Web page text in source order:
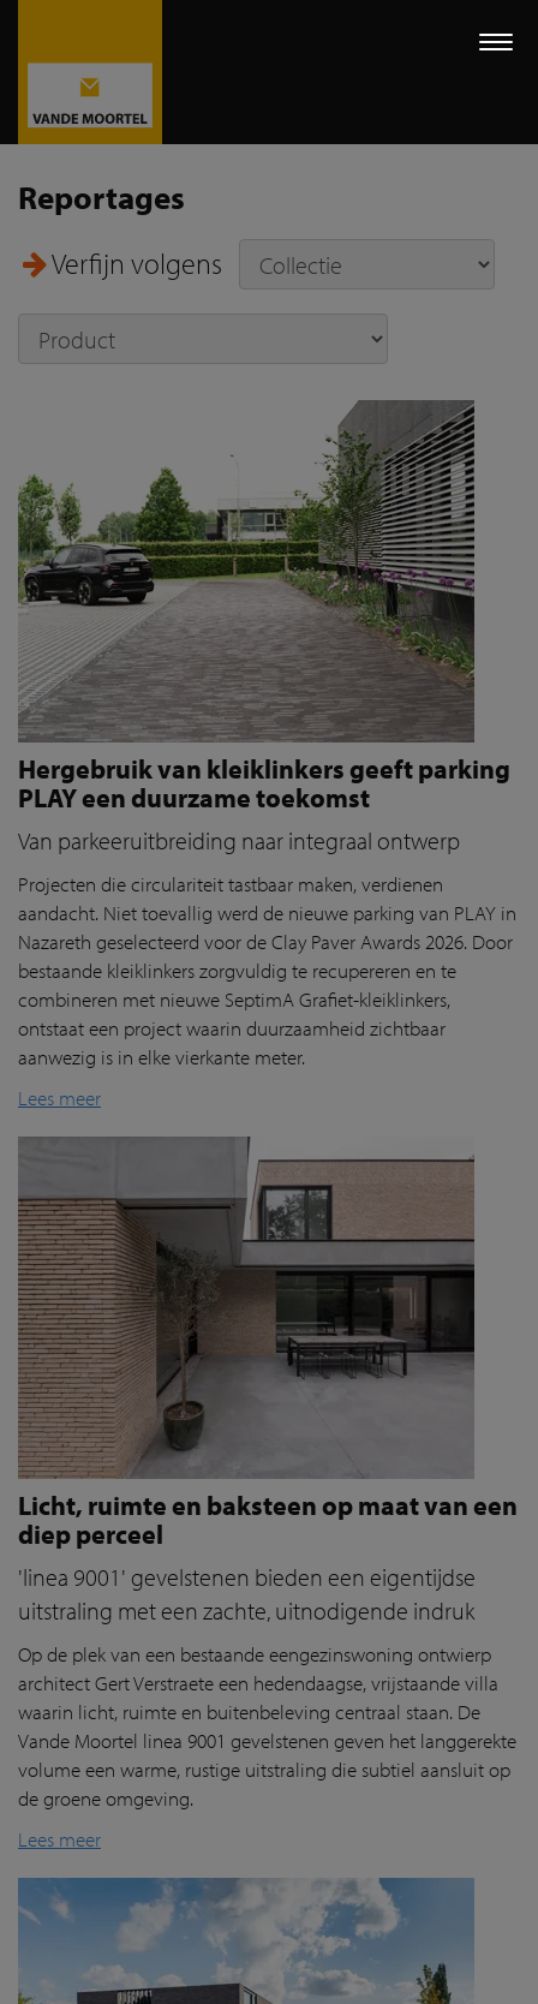
Reportages
Verfijn volgens
Hergebruik van kleiklinkers geeft parking
PLAY een duurzame toekomst
Van parkeeruitbreiding naar integraal ontwerp
Projecten die circulariteit tastbaar maken, verdienen
aandacht. Niet toevallig werd de nieuwe parking van PLAY in
Nazareth geselecteerd voor de Clay Paver Awards 2026. Door
bestaande kleiklinkers zorgvuldig te recupereren en te
combineren met nieuwe SeptimA Grafiet-kleiklinkers,
ontstaat een project waarin duurzaamheid zichtbaar
aanwezig is in elke vierkante meter.
Lees meer
Licht, ruimte en baksteen op maat van een
diep perceel
'linea 9001' gevelstenen bieden een eigentijdse
uitstraling met een zachte, uitnodigende indruk
Op de plek van een bestaande eengezinswoning ontwierp
architect Gert Verstraete een hedendaagse, vrijstaande villa
waarin licht, ruimte en buitenbeleving centraal staan. De
Vande Moortel linea 9001 gevelstenen geven het langgerekte
volume een warme, rustige uitstraling die subtiel aansluit op
de groene omgeving.
Lees meer